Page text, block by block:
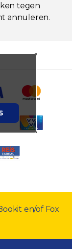
tegen
annuleren.
en/of Fox